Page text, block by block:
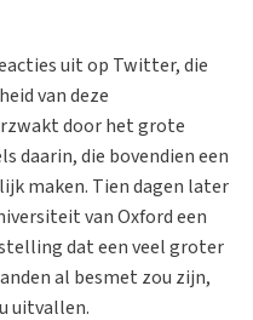
uit op Twitter, die
van deze
door het grote
daarin, die bovendien een
maken. Tien dagen later
van Oxford een
dat een veel groter
al besmet zou zijn,
uitvallen.